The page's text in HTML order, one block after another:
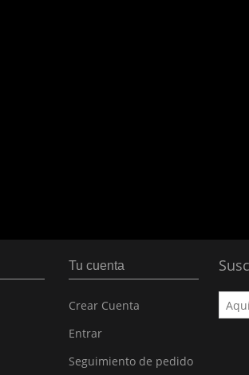
Tu cuenta
Crear Cuenta
Entrar
Seguimiento de pedido